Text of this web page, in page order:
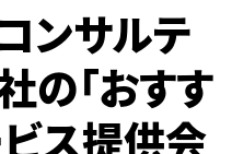
ンサルテ
の「おすす
ス提供会